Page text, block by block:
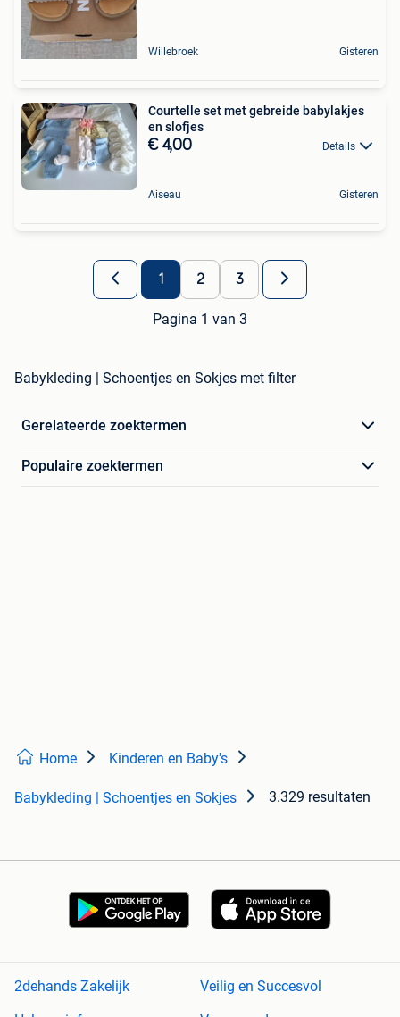
Willebroek Gisteren
Courtelle set met gebreide babylakjes
en slofjes
€ 4,00 Details
Aiseau Gisteren
1 2 3
Pagina 1 van 3
Babykleding | Schoentjes en Sokjes met filter
Gerelateerde zoektermen
Populaire zoektermen
Home Kinderen en Baby's
Babykleding | Schoentjes en Sokjes 3.329 resultaten
2dehands Zakelijk
Veilig en Succesvol